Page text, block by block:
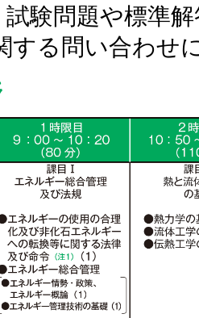
試験問題や標準
する問い合わせ